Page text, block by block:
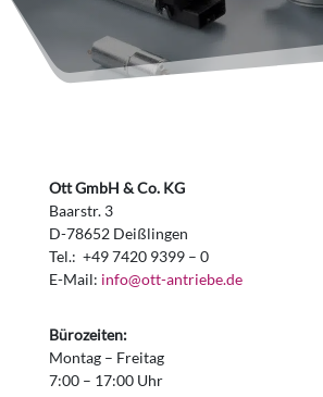
Ott GmbH & Co. KG
Baarstr. 3
D-78652 Deißlingen
Tel.: +49 7420 9399 – 0
E-Mail: info@ott-antriebe.de
Bürozeiten:
Montag – Freitag
7:00 – 17:00 Uhr